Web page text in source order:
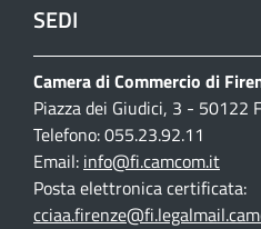
SEDI
Camera di Commercio di
Piazza dei Giudici, 3 - 50122
Telefono: 055.23.92.11
Email: info@fi.camcom.it
Posta elettronica certificata: